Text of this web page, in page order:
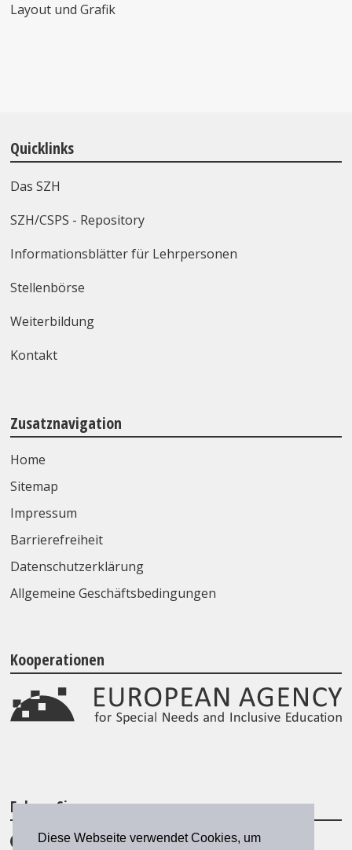
Diese Webseite verwendet Cookies, um
Layout und Grafik
Quicklinks
Das SZH
SZH/CSPS - Repository
Informationsblätter für Lehrpersonen
Stellenbörse
Weiterbildung
Kontakt
Zusatznavigation
Home
Sitemap
Impressum
Barrierefreiheit
Datenschutzerklärung
Allgemeine Geschäftsbedingungen
Kooperationen
Folgen Sie uns